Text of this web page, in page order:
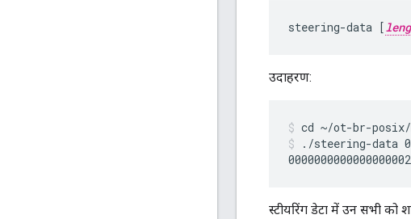
steering-data [
उदाहरण:
cd ~/ot-br-
./steering-data
स्टीयरिंग डेटा में उन सभी